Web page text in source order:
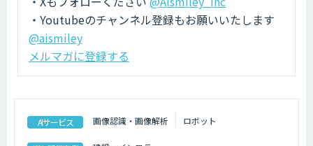
・Youtubeのチャンネル登録もお願いいたします
@aismiley
メルマガに登録する
AIサービス 画像認識・画像解析 ロボット